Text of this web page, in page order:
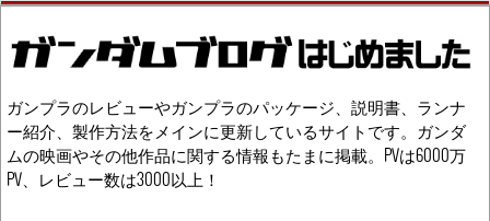
ガンプラのレビューやガンプラのパッケージ、説明書、ランナ
ー紹介、製作方法をメインに更新しているサイトです。ガンダ
ムの映画やその他作品に関する情報もたまに掲載。PVは6000万
PV、レビュー数は3000以上！